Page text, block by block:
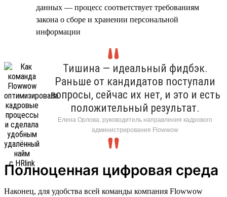
данных — процесс соответствует требованиям
закона о сборе и хранении персональной
информации
Тишина — идеальный фидбэк.
Раньше от кандидатов поступали
вопросы, сейчас их нет, и это и есть
положительный результат.
Елена Орлова, руководитель направления кадрового
администрирования Flowwow
Полноценная цифровая среда
Наконец, для удобства всей команды компания Flowwow